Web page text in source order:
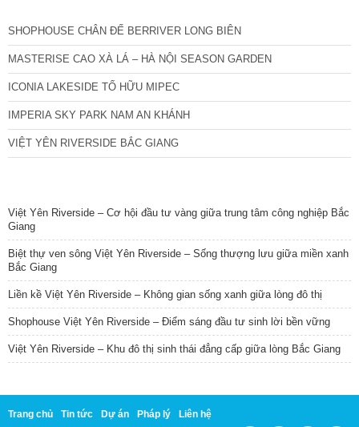
SHOPHOUSE CHÂN ĐẾ BERRIVER LONG BIÊN
MASTERISE CAO XÀ LÁ – HÀ NỘI SEASON GARDEN
ICONIA LAKESIDE TỐ HỮU MIPEC
IMPERIA SKY PARK NAM AN KHÁNH
VIỆT YÊN RIVERSIDE BẮC GIANG
Việt Yên Riverside – Cơ hội đầu tư vàng giữa trung tâm công nghiệp Bắc
Giang
Biệt thự ven sông Việt Yên Riverside – Sống thượng lưu giữa miền xanh
Bắc Giang
Liền kề Việt Yên Riverside – Không gian sống xanh giữa lòng đô thị
Shophouse Việt Yên Riverside – Điểm sáng đầu tư sinh lời bền vững
Việt Yên Riverside – Khu đô thị sinh thái đẳng cấp giữa lòng Bắc Giang
Trang chủ Tin tức Dự án Pháp lý Liên hệ